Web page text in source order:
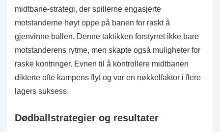
midtbane-strategi, der spillerne engasjerte
motstanderne høyt oppe på banen for raskt å
gjenvinne ballen. Denne taktikken forstyrret ikke bare
motstanderens rytme, men skapte også muligheter for
raske kontringer. Evnen til å kontrollere midtbanen
dikterte ofte kampens flyt og var en nøkkelfaktor i flere
lagers suksess.
Dødballstrategier og resultater